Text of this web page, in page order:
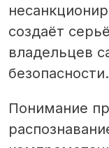
создаёт
владельцев
безопасности.
Понимание